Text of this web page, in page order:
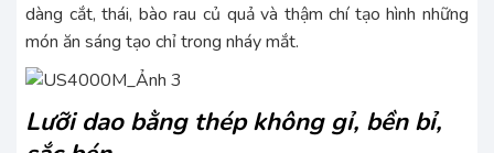
dàng cắt, thái, bào rau củ quả và thậm chí tạo hình những
món ăn sáng tạo chỉ trong nháy mắt.
Lưỡi dao bằng thép không gỉ, bền bỉ,